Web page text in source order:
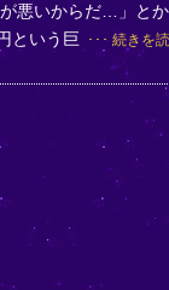
悪いからだ…」と
という巨
続きを